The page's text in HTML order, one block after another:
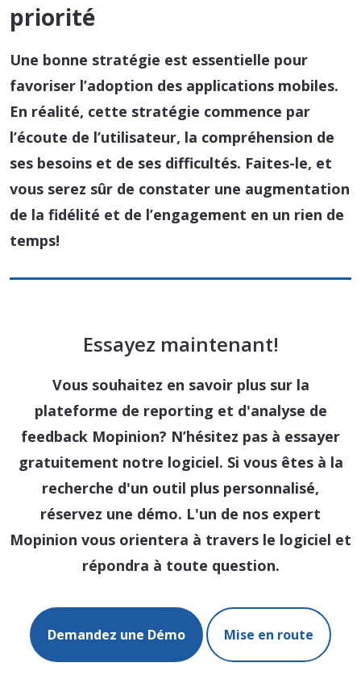
priorité
Une bonne stratégie est essentielle pour
favoriser l’adoption des applications mobiles.
En réalité, cette stratégie commence par
l’écoute de l’utilisateur, la compréhension de
ses besoins et de ses difficultés. Faites-le, et
vous serez sûr de constater une augmentation
de la fidélité et de l’engagement en un rien de
temps!
Essayez maintenant!
Vous souhaitez en savoir plus sur la
plateforme de reporting et d'analyse de
feedback Mopinion? N’hésitez pas à essayer
gratuitement notre logiciel. Si vous êtes à la
recherche d'un outil plus personnalisé,
réservez une démo. L'un de nos expert
Mopinion vous orientera à travers le logiciel et
répondra à toute question.
Demandez une Démo Mise en route